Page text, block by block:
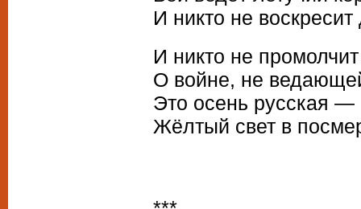
И никто не воскресит
И никто не промолчит
О войне, не
Это осень русская —
Жёлтый свет в